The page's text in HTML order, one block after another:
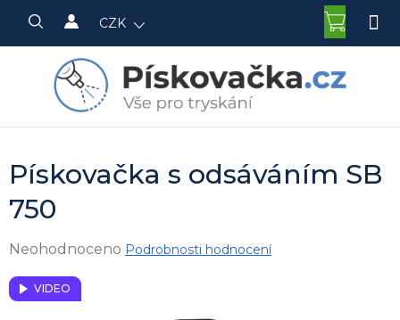
obsah
CZK
KOŠÍK
Pískovačka s odsáváním SB
750
Průměrné
produktu
je
Neohodnoceno Podrobnosti hodnocení
VIDEO